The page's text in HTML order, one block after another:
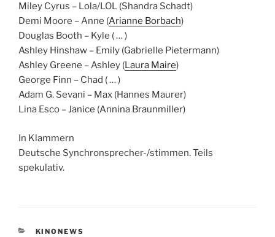
Miley Cyrus – Lola/LOL (Shandra Schadt)
Demi Moore – Anne (Arianne Borbach)
Douglas Booth – Kyle ( … )
Ashley Hinshaw – Emily (Gabrielle Pietermann)
Ashley Greene – Ashley (Laura Maire)
George Finn – Chad ( … )
Adam G. Sevani – Max (Hannes Maurer)
Lina Esco – Janice (Annina Braunmiller)
In Klammern
Deutsche Synchronsprecher-/stimmen. Teils
spekulativ.
KATEGORIEN
KINONEWS